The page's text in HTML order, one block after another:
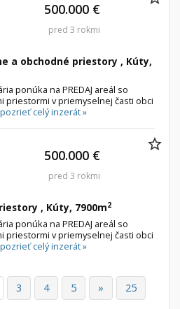
a obchodné priestory , Kúty,
ponúka na PREDAJ areál so
priestormi v priemyselnej časti obci
pozrieť celý inzerát »
500.000 €
pred 3 rokmi
, Kúty, 7900m2
ponúka na PREDAJ areál so
priestormi v priemyselnej časti obci
pozrieť celý inzerát »
500.000 €
pred 3 rokmi
3 4 5 » 25